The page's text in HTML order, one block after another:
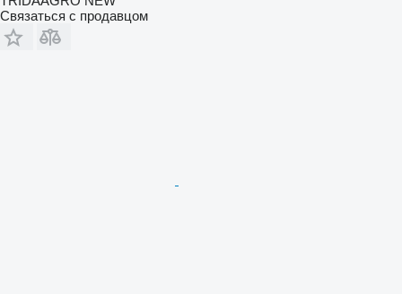
Связаться с продавцом